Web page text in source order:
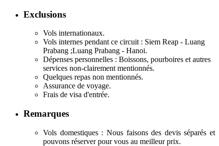
Exclusions
Vols internationaux.
Vols internes pendant ce circuit : Siem Reap - Luang
Prabang ;Luang Prabang - Hanoi.
Dépenses personnelles : Boissons, pourboires et autres
services non-clairement mentionnés.
Quelques repas non mentionnés.
Assurance de voyage.
Frais de visa d'entrée.
Remarques
Vols domestiques : Nous faisons des devis séparés et
pouvons réserver pour vous au meilleur prix.